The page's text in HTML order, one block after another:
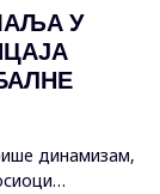
У
динамизам,